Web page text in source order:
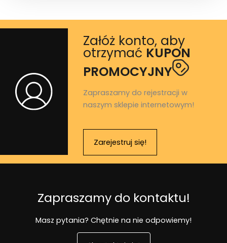
Załóż konto, aby
otrzymać KUPON
PROMOCYJNY
Zapraszamy do rejestracji w
naszym sklepie internetowym!
Zarejestruj się!
Zapraszamy do kontaktu!
Masz pytania? Chętnie na nie odpowiemy!